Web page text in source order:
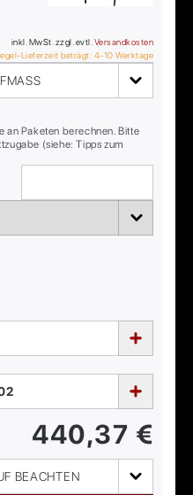
inkl. MwSt. zzgl. evtl. Versandkosten
Lieferzeit beträgt: 4-10 Werktage
an Paketen berechnen. Bitte
(siehe: Tipps zum
440,37 €
BEACHTEN